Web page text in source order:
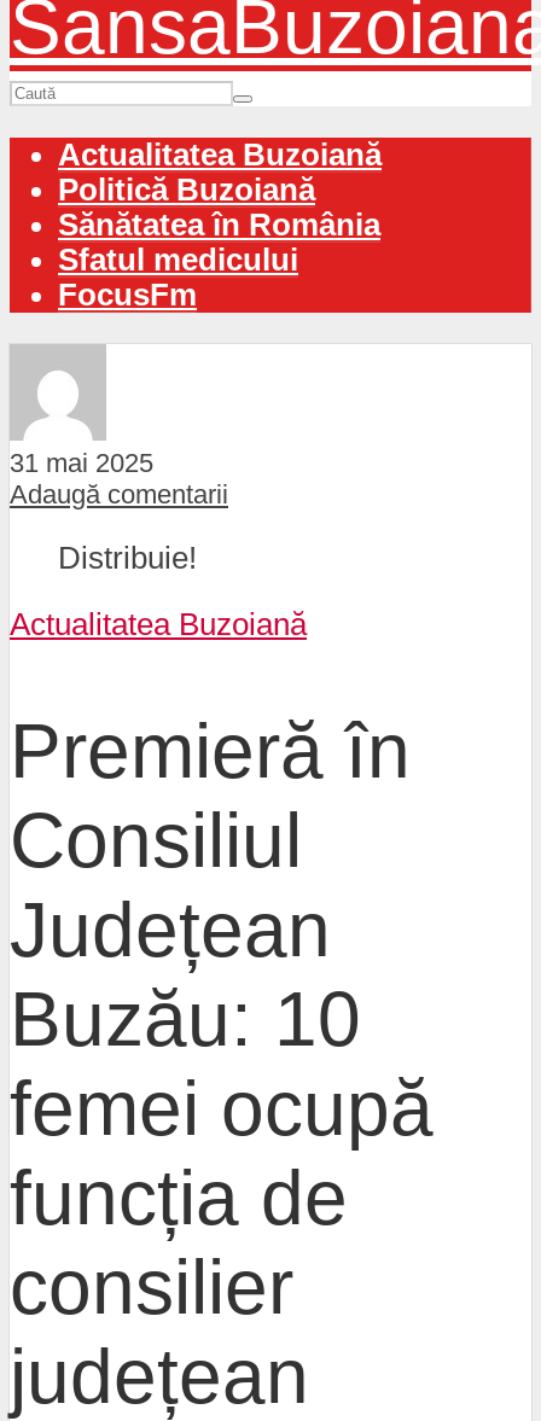
Actualitatea Buzoiană
Politică Buzoiană
Sănătatea în România
Sfatul medicului
FocusFm
31 mai 2025
Adaugă comentarii
Distribuie!
Actualitatea Buzoiană
Premieră în
Consiliul
Județean
Buzău: 10
femei ocupă
funcția de
consilier
județean